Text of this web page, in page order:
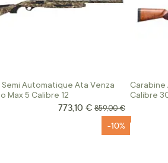
Semi Automatique Ata Venza
Max 5 Calibre 12
Prix Spécial
773,10 € Prix normal
859,00 €
Carabine
Calibre
-10%